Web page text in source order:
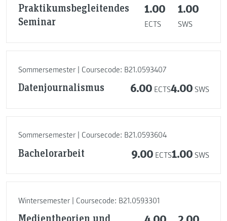
Praktikumsbegleitendes
Seminar
1.00
ECTS
1.00
SWS
Sommersemester | Coursecode: B21.0593407
Datenjournalismus 6.00 ECTS4.00 SWS
Sommersemester | Coursecode: B21.0593604
Bachelorarbeit 9.00 ECTS1.00 SWS
Wintersemester | Coursecode: B21.0593301
Medientheorien und